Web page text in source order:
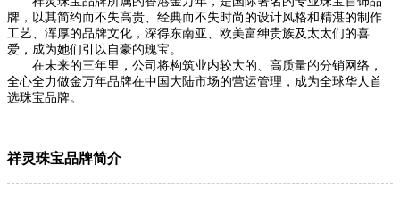
牌，以其简约而不失高贵、经典而不失时尚的设计风格和精湛的制作
工艺、浑厚的品牌文化，深得东南亚、欧美富绅贵族及太太们的喜
爱，成为她们引以自豪的瑰宝。
在未来的三年里，公司将构筑业内较大的、高质量的分销网络，
全心全力做金万年品牌在中国大陆市场的营运管理，成为全球华人首
选珠宝品牌。
祥灵珠宝品牌简介